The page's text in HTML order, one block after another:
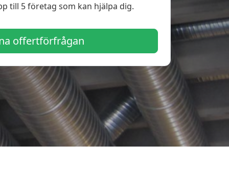
till 5 företag som kan hjälpa dig.
offertförfrågan